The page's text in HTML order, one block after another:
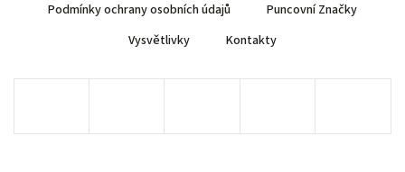
Podmínky ochrany osobních údajů
Puncovní Značky
Vysvětlivky
Kontakty